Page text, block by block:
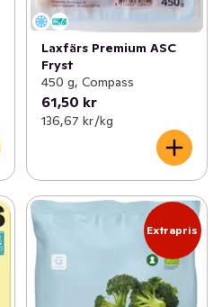
Laxfärs Premium ASC
Fryst
450 g, Compass
61,50 kr
136,67 kr /kg
Extrapris